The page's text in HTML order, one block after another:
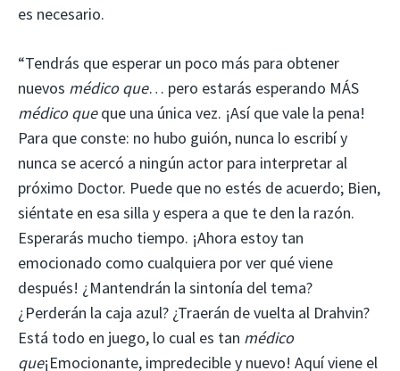
es necesario.
“Tendrás que esperar un poco más para obtener
nuevos médico que… pero estarás esperando MÁS
médico queque una única vez. ¡Así que vale la pena!
Para que conste: no hubo guión, nunca lo escribí y
nunca se acercó a ningún actor para interpretar al
próximo Doctor. Puede que no estés de acuerdo; Bien,
siéntate en esa silla y espera a que te den la razón.
Esperarás mucho tiempo. ¡Ahora estoy tan
emocionado como cualquiera por ver qué viene
después! ¿Mantendrán la sintonía del tema?
¿Perderán la caja azul? ¿Traerán de vuelta al Drahvin?
Está todo en juego, lo cual es tan médico
que¡Emocionante, impredecible y nuevo! Aquí viene el